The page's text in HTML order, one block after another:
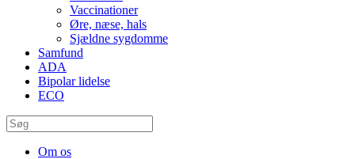
Vaccinationer
Øre, næse, hals
Sjældne sygdomme
Samfund
ADA
Bipolar lidelse
ECO
Om os